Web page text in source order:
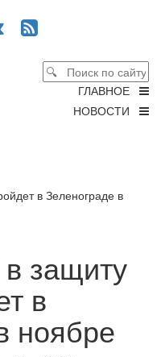
ГЛАВНОЕ
НОВОСТИ
защиту
в
ноябре